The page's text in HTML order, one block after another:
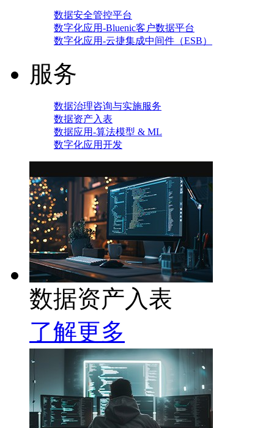
数据安全管控平台
数字化应用-Bluenic客户数据平台
数字化应用-云捷集成中间件（ESB）
服务
数据治理咨询与实施服务
数据资产入表
数据应用-算法模型 & ML
数字化应用开发
数据资产入表
了解更多